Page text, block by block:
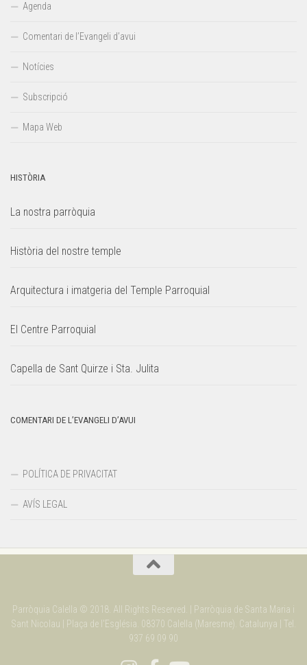
Agenda
Comentari de l’Evangeli d’avui
Notícies
Subscripció
Mapa Web
HISTÒRIA
La nostra parròquia
Història del nostre temple
Arquitectura i imatgeria del Temple Parroquial
El Centre Parroquial
Capella de Sant Quirze i Sta. Julita
COMENTARI DE L’EVANGELI D’AVUI
POLÍTICA DE PRIVACITAT
AVÍS LEGAL
Parròquia Calella © 2018. All Rights Reserved. | Parròquia de Santa Maria i
Sant Nicolau | Plaça de l'Església. 08370 Calella (Maresme). Catalunya | Tel.
937 69 09 90